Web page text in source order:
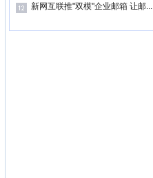
新网互联推"双模"企业邮箱 让邮...